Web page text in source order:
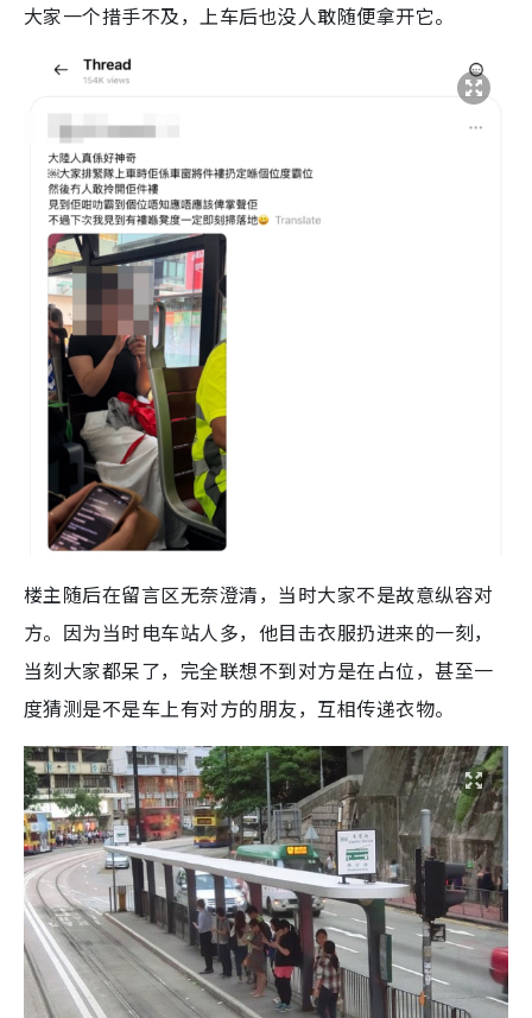
大家一个措手不及，上车后也没人敢随便拿开它。
楼主随后在留言区无奈澄清，当时大家不是故意纵容对
方。因为当时电车站人多，他目击衣服扔进来的一刻，
当刻大家都呆了，完全联想不到对方是在占位，甚至一
度猜测是不是车上有对方的朋友，互相传递衣物。